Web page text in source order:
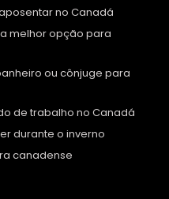
no Canadá
melhor opção para
ou cônjuge para
de trabalho no Canadá
durante o inverno
canadense